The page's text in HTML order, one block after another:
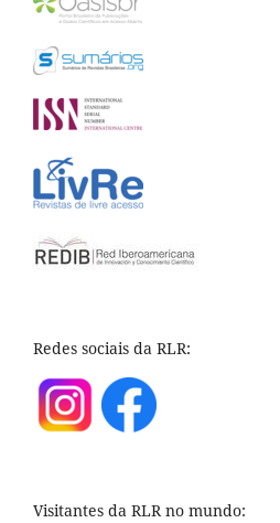
Redes sociais da RLR:
Visitantes da RLR no mundo: